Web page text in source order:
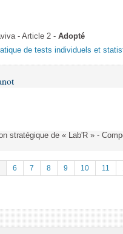
- Article 2 - Adopté
de tests individuels et
stratégique de « Lab'R » -
6 7 8 9 10 11